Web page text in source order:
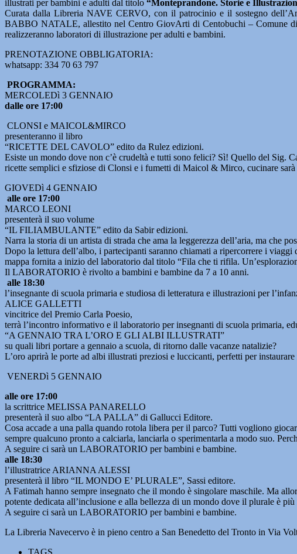
illustrati per bambini e adulti dal titolo “Monteprandone. Storie e
Curata dalla Libreria NAVE CERVO, con il patrocinio e il sostegno
BABBO NATALE, allestito nel Centro GiovArti di Centobuchi – Comune di
realizzeranno laboratori di illustrazione per adulti e bambini.
PRENOTAZIONE OBBLIGATORIA:
whatsapp: 334 70 63 797
PROGRAMMA:
MERCOLEDì 3 GENNAIO
dalle ore 17:00
CLONSI e MAICOL&MIRCO
presenteranno il libro
“RICETTE DEL CAVOLO” edito da Rulez edizioni.
Esiste un mondo dove non c’è crudeltà e tutti sono felici? Sì! Quello del Sig.
ricette semplici e sfiziose di Clonsi e i fumetti di Maicol & Mirco, cucinare
GIOVEDì 4 GENNAIO
alle ore 17:00
MARCO LEONI
presenterà il suo volume
“IL FILIAMBULANTE” edito da Sabir edizioni.
Narra la storia di un artista di strada che ama la leggerezza dell’aria, ma che
Dopo la lettura dell’albo, i partecipanti saranno chiamati a ripercorrere i
mappa fornita a inizio del laboratorio dal titolo “Fila che ti rifila.
Il LABORATORIO è rivolto a bambini e bambine da 7 a 10 anni.
alle 18:30
l’insegnante di scuola primaria e studiosa di letteratura e illustrazioni per
ALICE GALLETTI
vincitrice del Premio Carla Poesio,
terrà l’incontro informativo e il laboratorio per insegnanti di scuola primaria,
“A GENNAIO TRA L’ORO E GLI ALBI ILLUSTRATI”
su quali libri portare a gennaio a scuola, di ritorno dalle vacanze natalizie?
L’oro aprirà le porte ad albi illustrati preziosi e luccicanti, perfetti per
VENERDì 5 GENNAIO
alle ore 17:00
la scrittrice MELISSA PANARELLO
presenterà il suo albo “LA PALLA” di Gallucci Editore.
Cosa accade a una palla quando rotola libera per il parco? Tutti vogliono
sempre qualcuno pronto a calciarla, lanciarla o sperimentarla a modo suo.
A seguire ci sarà un LABORATORIO per bambini e bambine.
alle 18:30
l’illustratrice ARIANNA ALESSI
presenterà il libro “IL MONDO E’ PLURALE”, Sassi editore.
A Fatimah hanno sempre insegnato che il mondo è singolare maschile. Ma
potente dedicata all’inclusione e alla bellezza di un mondo dove il plurale è
A seguire ci sarà un LABORATORIO per bambini e bambine.
La Libreria Navecervo è in pieno centro a San Benedetto del Tronto in Via
TAGS